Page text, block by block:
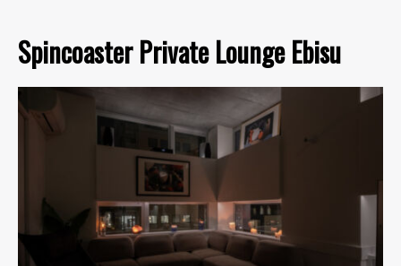
Spincoaster Private Lounge Ebisu